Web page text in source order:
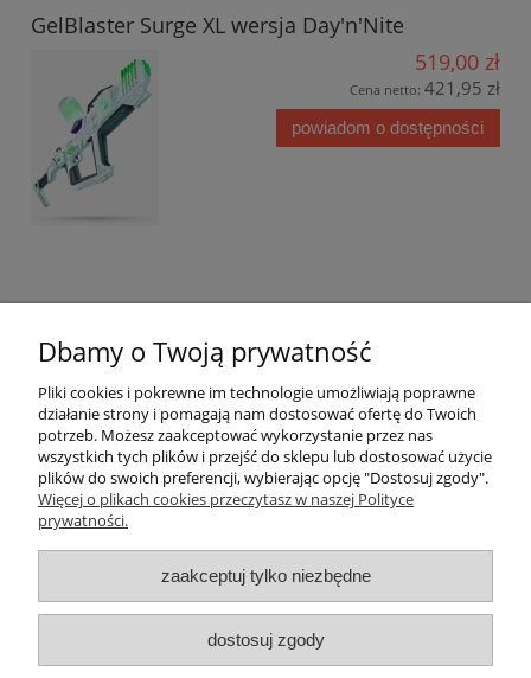
GelBlaster Surge XL wersja Day'n'Nite
519,00 zł
Cena netto: 421,95 zł
powiadom o dostępności
Pomoc
Konto Klienta
Płatności i dostawa
Informacje
O nas
Dbamy o Twoją prywatność
Pliki cookies i pokrewne im technologie umożliwiają poprawne
działanie strony i pomagają nam dostosować ofertę do Twoich
potrzeb. Możesz zaakceptować wykorzystanie przez nas
wszystkich tych plików i przejść do sklepu lub dostosować użycie
plików do swoich preferencji, wybierając opcję "Dostosuj zgody".
Więcej o plikach cookies przeczytasz w naszej Polityce
prywatności.
zaakceptuj tylko niezbędne
dostosuj zgody